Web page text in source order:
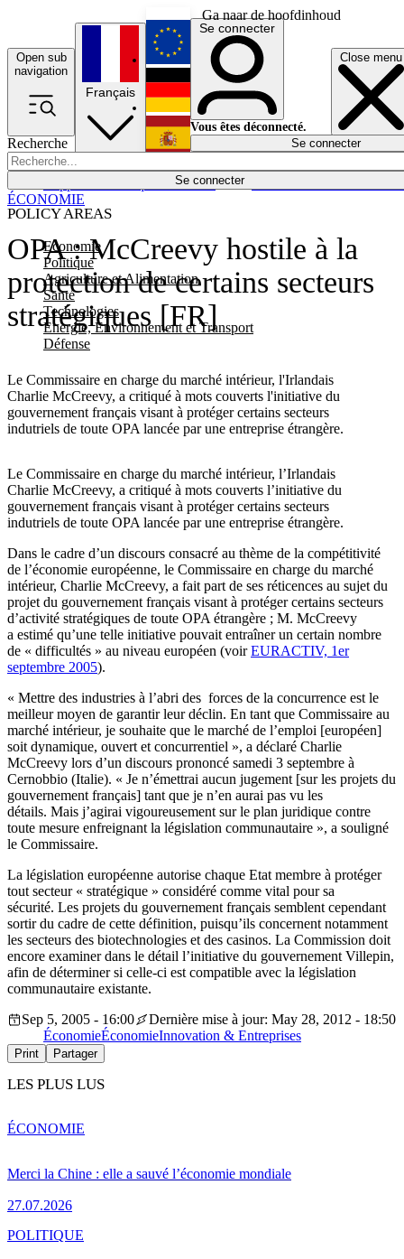
Ga naar de hoofdinhoud
Open sub
navigation
Close menu
Recherche
Se connecter
POLICY AREAS
Economie
Politique
Agriculture et Alimentation
Santé
Technologies
Energie, Environnement et Transport
Défense
Économie
Français
English
Deutsch
Español
Se connecter
Vous êtes déconnecté.
Se connecter
OPA : McCreevy hostile à la
protection de certains secteurs
stratégiques [FR]
Le Commissaire en charge du marché intérieur, l'Irlandais
Charlie McCreevy, a critiqué à mots couverts l'initiative du
gouvernement français visant à protéger certains secteurs
indutriels de toute OPA lancée par une entreprise étrangère.
ÉCONOMIE
Le Commissaire en charge du marché intérieur, l’Irlandais
Charlie McCreevy, a critiqué à mots couverts l’initiative du
gouvernement français visant à protéger certains secteurs
indutriels de toute OPA lancée par une entreprise étrangère.
Dans le cadre d’un discours consacré au thème de la compétitivité
de l’économie européenne, le Commissaire en charge du marché
intérieur, Charlie McCreevy, a fait part de ses réticences au sujet du
projet du gouvernement français visant à protéger certains secteurs
d’activité stratégiques de toute OPA étrangère ; M. McCreevy
a estimé qu’une telle initiative pouvait entraîner un certain nombre
de « difficultés » au niveau européen (voirEURACTIV, 1er
septembre 2005).
« Mettre des industries à l’abri des forces de la concurrence est le
meilleur moyen de garantir leur déclin. En tant que Commissaire au
marché intérieur, je souhaite que le marché de l’emploi [européen]
soit dynamique, ouvert et concurrentiel », a déclaré Charlie
McCreevy lors d’un discours prononcé samedi 3 septembre à
Cernobbio (Italie). « Je n’émettrai aucun jugement [sur les projets du
gouvernement français] tant que je n’en aurai pas vu les
détails. Mais j’agirai vigoureusement sur le plan juridique contre
toute mesure enfreignant la législation communautaire », a souligné
le Commissaire.
La législation européenne autorise chaque Etat membre à protéger
tout secteur « stratégique » considéré comme vital pour sa
sécurité. Les projets du gouvernement français semblent cependant
sortir du cadre de cette définition, puisqu’ils concernent notamment
les secteurs des biotechnologies et des casinos. La Commission doit
encore examiner dans le détail l’initiative du gouvernement Villepin,
afin de déterminer si celle-ci est compatible avec la législation
communautaire existante.
Sep 5, 2005 - 16:00
Dernière mise à jour: May 28, 2012 - 18:50
ÉconomieÉconomieInnovation & Entreprises
Print Partager
LES PLUS LUS
Merci la Chine : elle a sauvé l’économie mondiale
27.07.2026
ÉCONOMIE
POLITIQUE